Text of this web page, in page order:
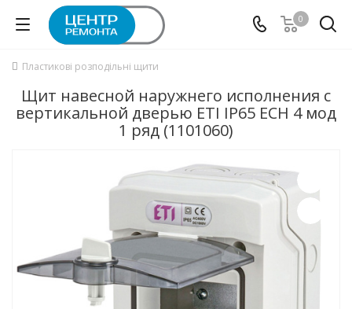
0
Пластикові розподільні щити
Щит навесной наружнего исполнения с
вертикальной дверью ETI IP65 ECH 4 мод
1 ряд (1101060)